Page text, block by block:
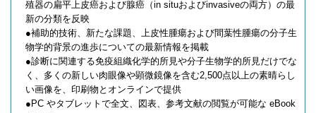
殖器の扁平上皮癌および腺癌（in situおよびinvasiveの両方）の最
新の分類を反映
●補助的技術、新たな課題、上皮性腫瘍および間葉性腫瘍の分子生
物学的背景の進歩についての最新情報を掲載
●診断に関連する免疫組織化学的所見や分子生物学的所見だけでな
く、多くの新しい肉眼像や顕微鏡像を含む2,500点以上の素晴らし
い画像を、印刷物とオンラインで提供
●PC やタブレットで全文、図表、参考文献の閲覧が可能な eBook